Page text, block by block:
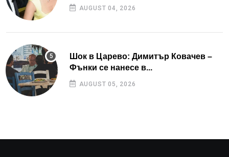
AUGUST 04, 2026
Шок в Царево: Димитър Ковачев –
Фънки се нанесе в...
AUGUST 05, 2026